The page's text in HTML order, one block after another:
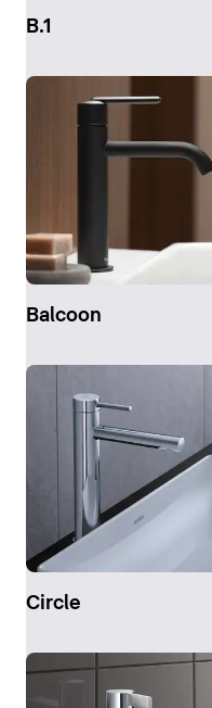
B.1
Balcoon
Circle